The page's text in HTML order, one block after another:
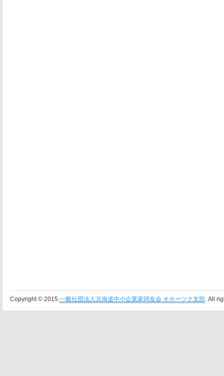
Copyright © 2015 一般社団法人北海道中小企業家同友会 オホーツク支部. All